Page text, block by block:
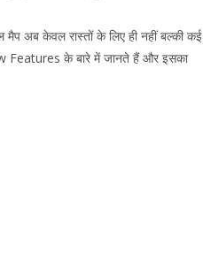
अब केवल रास्तों के लिए ही नहीं बल्की कई
Features के बारे में जानते हैं और इसका